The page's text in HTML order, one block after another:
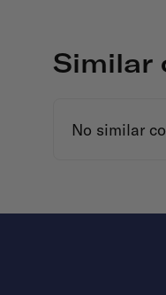
Similar
No similar